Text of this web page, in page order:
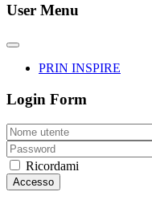
User Menu
PRIN INSPIRE
Login Form
Ricordami
Accesso